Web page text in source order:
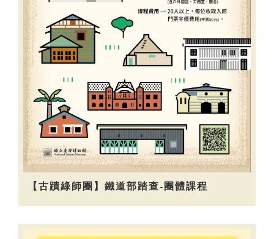
【古蹟綠師團】鐵道部踏查-團體課程